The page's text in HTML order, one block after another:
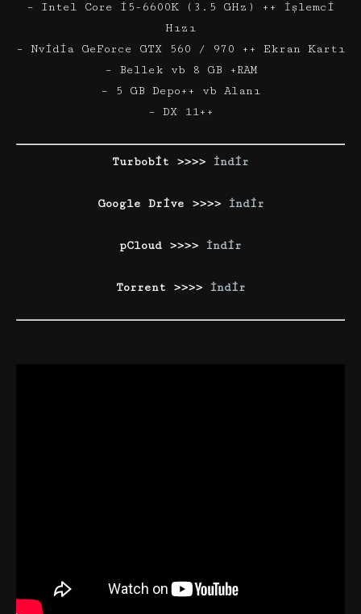
– Intel Core i5-6600K (3.5 GHz) ++ İşlemci
Hızı
– Nvidia GeForce GTX 560 / 970 ++ Ekran Kartı
– Bellek vb 8 GB +RAM
– 5 GB Depo++ vb Alanı
– DX 11++
Turbobit >>>> İndir
Google Drive >>>> İndir
pCloud >>>> İndir
Torrent >>>> İndir